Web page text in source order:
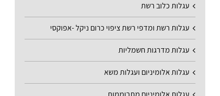
עגלות כלוב רשת
עגלות רשת ומדפי רשת ציפוי כרום ניקל -אפוקסי
עגלות מדרגות חשמליות
עגלות אלומיניום ועגלות משא